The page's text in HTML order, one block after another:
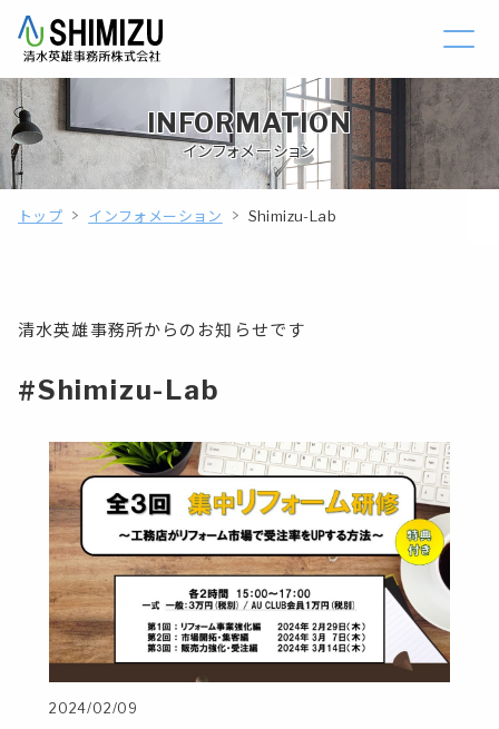
INFORMATION
インフォメーション
トップ インフォメーション Shimizu-Lab
清水英雄事務所からのお知らせです
#Shimizu-Lab
2024/02/09